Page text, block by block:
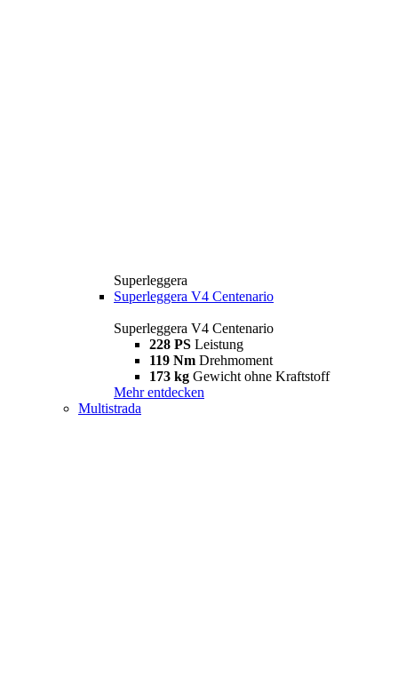
Superleggera
Superleggera V4 Centenario
Superleggera V4 Centenario
228 PS Leistung
119 Nm Drehmoment
173 kg Gewicht ohne Kraftstoff
Mehr entdecken
Multistrada